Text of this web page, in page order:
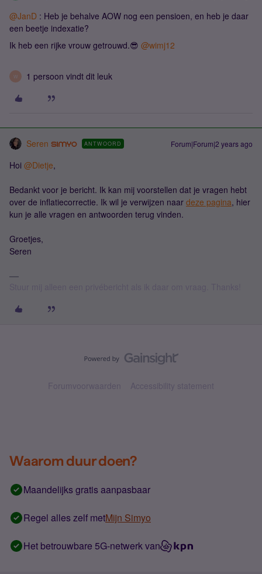
@JanD : Heb je behalve AOW nog een pensioen, en heb je daar
een beetje indexatie?
Ik heb een rijke vrouw getrouwd.😎 @wimj12
W 1 persoon vindt dit leuk
Seren ANTWOORD Forum|Forum|2 years ago
Hoi @Dietje,
Bedankt voor je bericht. Ik kan mij voorstellen dat je vragen hebt
over de inflatiecorrectie. Ik wil je verwijzen naar deze pagina, hier
kun je alle vragen en antwoorden terug vinden.
Groetjes,
Seren
Forumvoorwaarden Accessibility statement
Waarom duur doen?
Maandelijks gratis aanpasbaar
Regel alles zelf metMijn Simyo
Het betrouwbare 5G-netwerk van